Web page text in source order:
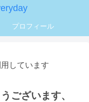
プロフィール
しています
ございます、